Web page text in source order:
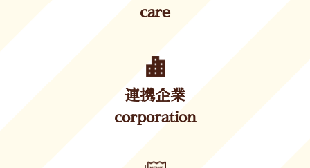
care
連携企業
corporation